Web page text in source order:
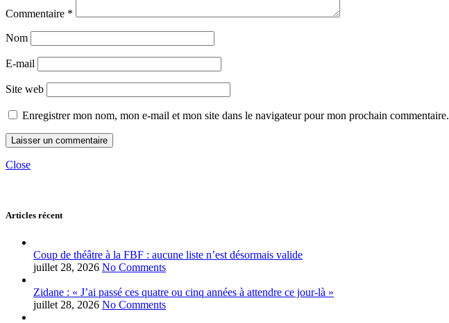
Commentaire *
Nom
E-mail
Site web
Enregistrer mon nom, mon e-mail et mon site dans le navigateur pour mon prochain commentaire.
Close
Articles récent
Coup de théâtre à la FBF : aucune liste n’est désormais valide
juillet 28, 2026 No Comments
Zidane : « J’ai passé ces quatre ou cinq années à attendre ce jour-là »
juillet 28, 2026 No Comments